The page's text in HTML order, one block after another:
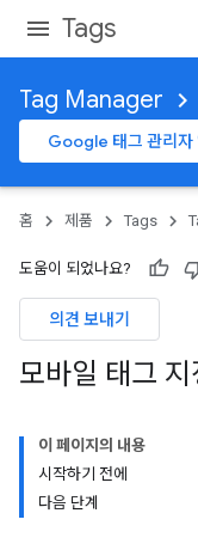
Tags
Tag Manager
Google 태그 관리자
홈 제품 Tags
도움이 되었나요?
의견 보내기
모바일 태그 지
이 페이지의 내용
시작하기 전에
다음 단계